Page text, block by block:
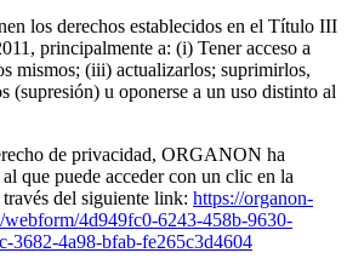
los derechos establecidos en el Título III
principalmente a: (i) Tener acceso a
mismos; (iii) actualizarlos; suprimirlos,
(supresión) u oponerse a un uso distinto al
de privacidad, ORGANON ha
al que puede acceder con un clic en la
del siguiente link: https://organon-
webform/4d949fc0-6243-458b-9630-
3682-4a98-bfab-fe265c3d4604